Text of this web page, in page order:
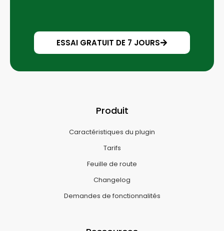
ESSAI GRATUIT DE 7 JOURS
Produit
Caractéristiques du plugin
Tarifs
Feuille de route
Changelog
Demandes de fonctionnalités